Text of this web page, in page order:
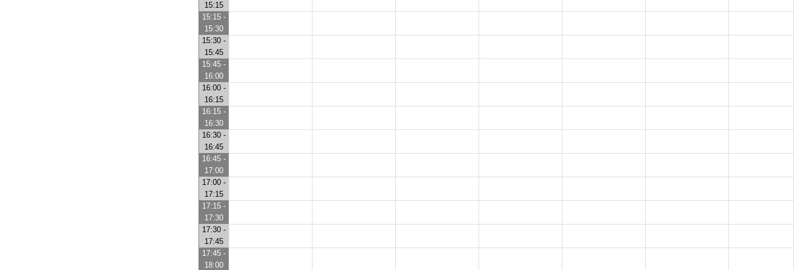
15:15
15:15 -
15:30
15:30 -
15:45
15:45 -
16:00
16:00 -
16:15
16:15 -
16:30
16:30 -
16:45
16:45 -
17:00
17:00 -
17:15
17:15 -
17:30
17:30 -
17:45
17:45 -
18:00